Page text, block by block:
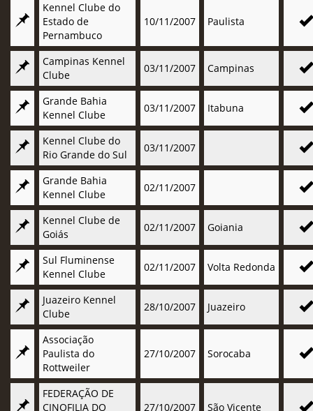
Kennel Clube do
Estado de
Pernambuco
10/11/2007 Paulista
Campinas Kennel
Clube
03/11/2007 Campinas
Grande Bahia
Kennel Clube
03/11/2007 Itabuna
Kennel Clube do
Rio Grande do Sul
03/11/2007
Grande Bahia
Kennel Clube
02/11/2007
Kennel Clube de
Goiás
02/11/2007 Goiania
Sul Fluminense
Kennel Clube
02/11/2007 Volta Redonda
Juazeiro Kennel
Clube
28/10/2007 Juazeiro
Associação
Paulista do
Rottweiler
27/10/2007 Sorocaba
FEDERAÇÃO DE
CINOFILIA DO
27/10/2007 São Vicente